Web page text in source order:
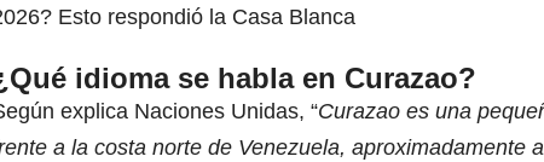
Esto respondió la Casa Blanca
idioma se habla en Curazao?
explica Naciones Unidas, “Curazao es una
a la costa norte de Venezuela, aproximadamente